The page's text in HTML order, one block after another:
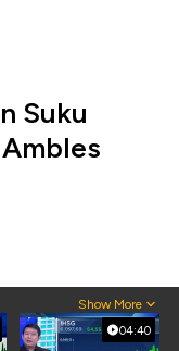
Suku
Show More
04:40